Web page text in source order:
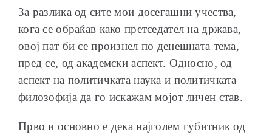
ПРМ 2009-2019
За разлика од сите мои досегашни учества,
кога се обраќав како претседател на држава,
овој пат би се произнел по денешната тема,
пред се, од академски аспект. Односно, од
аспект на политичката наука и политичката
филозофија да го искажам мојот личен став.
Прво и основно е дека најголем губитник од